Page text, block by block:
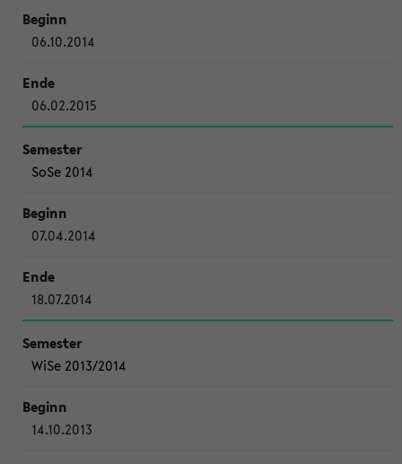
06.10.2014
06.02.2015
SoSe 2014
07.04.2014
18.07.2014
WiSe 2013/2014
14.10.2013